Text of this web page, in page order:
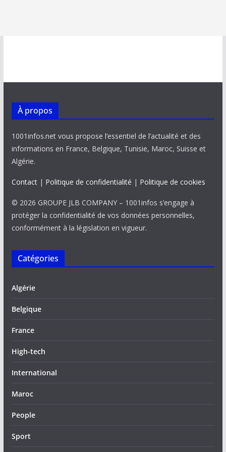
À propos
1001infos.net vous propose l’essentiel de l’actualité et des
informations en France, Belgique, Tunisie, Maroc, Suisse et
Algérie.
Contact| Politique de confidentialité | Politique de cookies
© 2026 GROUPE JLB COMPANY – 1001infos s’engage à
protéger la confidentialité de vos données personnelles,
conformément à la législation en vigueur.
Catégories
Algérie
Belgique
France
High-tech
International
Maroc
People
Sport